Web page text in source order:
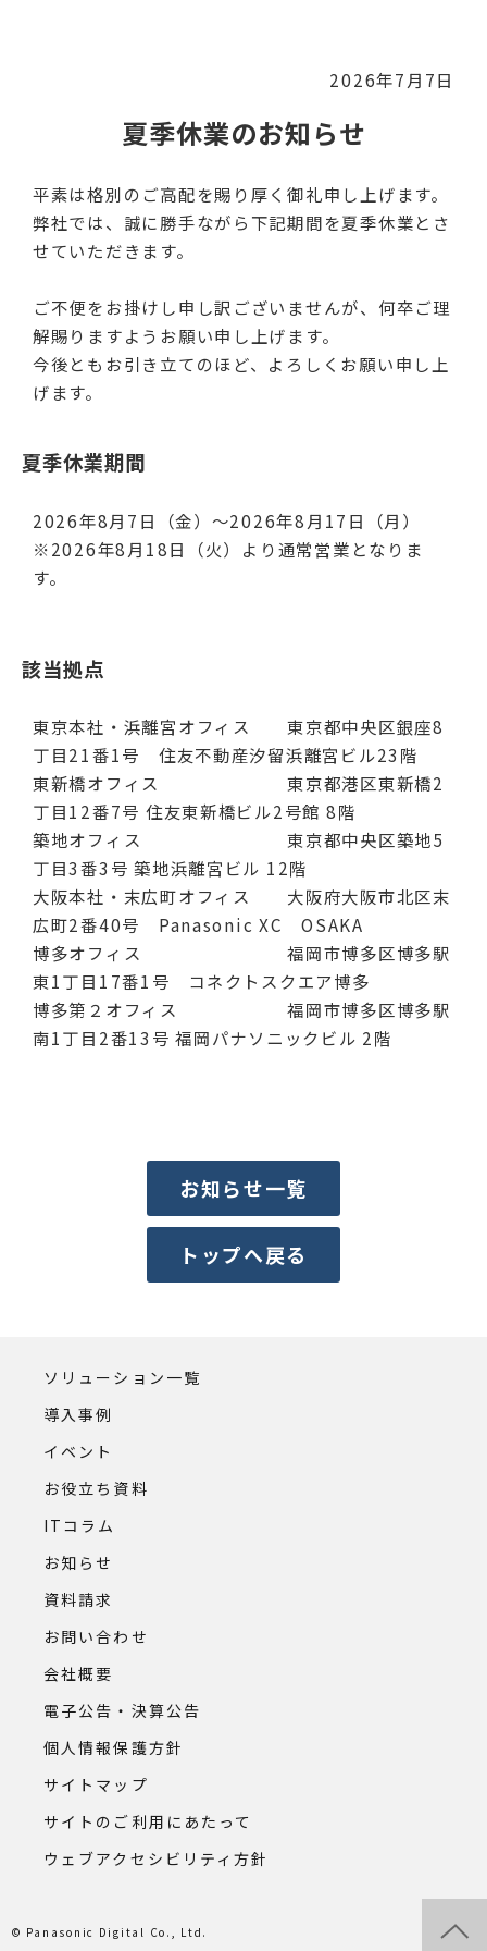
2026年7月7日
夏季休業のお知らせ
平素は格別のご高配を賜り厚く御礼申し上げます。
弊社では、誠に勝手ながら下記期間を夏季休業とさ
せていただきます。
ご不便をお掛けし申し訳ございませんが、何卒ご理
解賜りますようお願い申し上げます。
今後ともお引き立てのほど、よろしくお願い申し上
げます。
夏季休業期間
2026年8月7日（金）～2026年8月17日（月）
※2026年8月18日（火）より通常営業となりま
す。
該当拠点
東京本社・浜離宮オフィス 東京都中央区銀座8
丁目21番1号 住友不動産汐留浜離宮ビル23階
東新橋オフィス 東京都港区東新橋2
丁目12番7号 住友東新橋ビル2号館 8階
築地オフィス 東京都中央区築地5
丁目3番3号 築地浜離宮ビル 12階
大阪本社・末広町オフィス 大阪府大阪市北区末
広町2番40号 Panasonic XC OSAKA
博多オフィス 福岡市博多区博多駅
東1丁目17番1号 コネクトスクエア博多
博多第２オフィス 福岡市博多区博多駅
南1丁目2番13号 福岡パナソニックビル 2階
お知らせ一覧
トップへ戻る
ソリューション一覧
導入事例
イベント
お役立ち資料
ITコラム
お知らせ
資料請求
お問い合わせ
会社概要
電子公告・決算公告
個人情報保護方針
サイトマップ
サイトのご利用にあたって
ウェブアクセシビリティ方針
© Panasonic Digital Co., Ltd.